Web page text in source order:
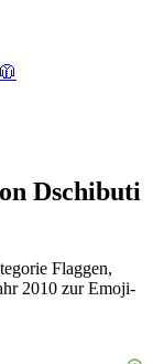
🧥
Dschibuti
Flaggen,
2010 zur Emoji-